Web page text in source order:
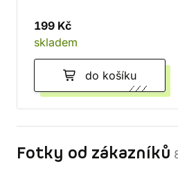
199 Kč
skladem
do košíku
Fotky od zákazníků